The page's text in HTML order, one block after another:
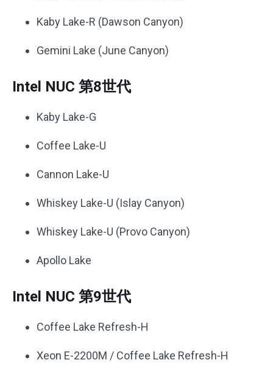
Kaby Lake-R (Dawson Canyon)
Gemini Lake (June Canyon)
Intel NUC 第8世代
Kaby Lake-G
Coffee Lake-U
Cannon Lake-U
Whiskey Lake-U (Islay Canyon)
Whiskey Lake-U (Provo Canyon)
Apollo Lake
Intel NUC 第9世代
Coffee Lake Refresh-H
Xeon E-2200M / Coffee Lake Refresh-H